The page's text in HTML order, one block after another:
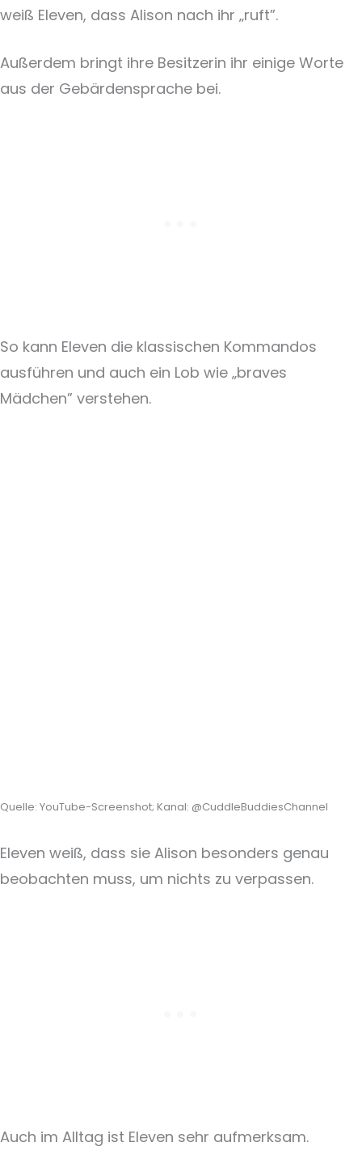
weiß Eleven, dass Alison nach ihr „ruft”.
Außerdem bringt ihre Besitzerin ihr einige Worte
aus der Gebärdensprache bei.
So kann Eleven die klassischen Kommandos
ausführen und auch ein Lob wie „braves
Mädchen” verstehen.
Quelle: YouTube-Screenshot; Kanal: @CuddleBuddiesChannel
Eleven weiß, dass sie Alison besonders genau
beobachten muss, um nichts zu verpassen.
Auch im Alltag ist Eleven sehr aufmerksam.